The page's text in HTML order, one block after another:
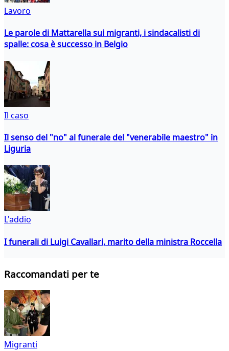
Lavoro
Le parole di Mattarella sui migranti, i sindacalisti di
spalle: cosa è successo in Belgio
Il caso
Il senso del "no" al funerale del "venerabile maestro" in
Liguria
L'addio
I funerali di Luigi Cavallari, marito della ministra Roccella
Raccomandati per te
Migranti